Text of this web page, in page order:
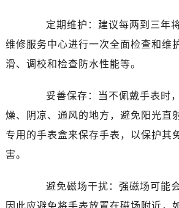
定期维护：建议每两到三年将
维修服务中心进行一次全面检查和维
滑、调校和检查防水性能等。
妥善保存：当不佩戴手表时，
燥、阴凉、通风的地方，避免阳光直
专用的手表盒来保存手表，以保护其
害。
避免磁场干扰：强磁场可能会
因此应避免将手表放置在磁场附近，